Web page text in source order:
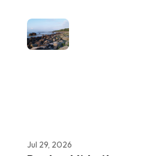
Jul 29, 2026